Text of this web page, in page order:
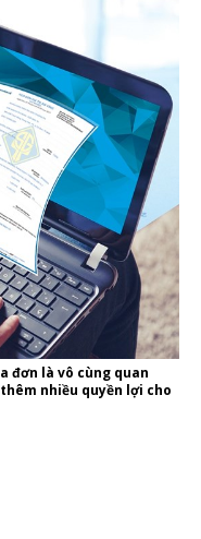
đơn là vô cùng quan
nhiều quyền lợi cho